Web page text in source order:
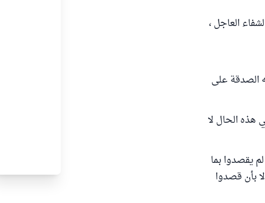
العاجل ،
الصدقة على
هذه الحال لا
يقصدوا بما
بأن قصدوا